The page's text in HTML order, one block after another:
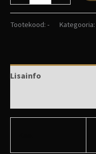
Tootekood: - Kategooria:
Lisainfo